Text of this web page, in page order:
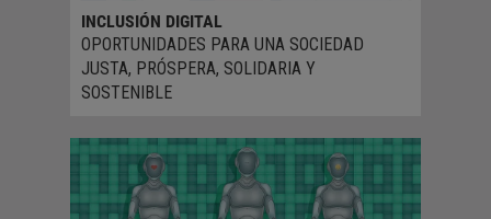
INCLUSIÓN DIGITAL
OPORTUNIDADES PARA UNA SOCIEDAD
JUSTA, PRÓSPERA, SOLIDARIA Y
SOSTENIBLE